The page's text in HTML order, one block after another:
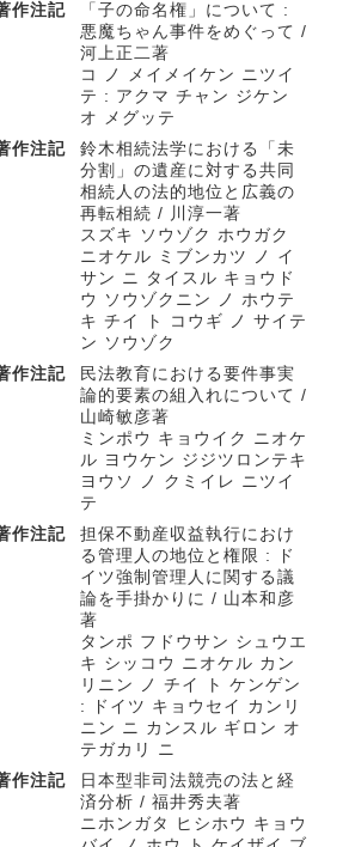
作注記
「子の命名権」について :
悪魔ちゃん事件をめぐって /
河上正二著
コ ノ メイメイケン ニツイ
テ : アクマ チャン ジケン
オ メグッテ
作注記
鈴木相続法学における「未
分割」の遺産に対する共同
相続人の法的地位と広義の
再転相続 / 川淳一著
スズキ ソウゾク ホウガク
ニオケル ミブンカツ ノ イ
サン ニ タイスル キョウド
ウ ソウゾクニン ノ ホウテ
キ チイ ト コウギ ノ サイテ
ン ソウゾク
作注記
民法教育における要件事実
論的要素の組入れについて /
山崎敏彦著
ミンポウ キョウイク ニオケ
ル ヨウケン ジジツロンテキ
ヨウソ ノ クミイレ ニツイ
テ
作注記
担保不動産収益執行におけ
る管理人の地位と権限 : ド
イツ強制管理人に関する議
論を手掛かりに / 山本和彦
著
タンポ フドウサン シュウエ
キ シッコウ ニオケル カン
リニン ノ チイ ト ケンゲン
: ドイツ キョウセイ カンリ
ニン ニ カンスル ギロン オ
テガカリ ニ
作注記
日本型非司法競売の法と経
済分析 / 福井秀夫著
ニホンガタ ヒシホウ キョウ